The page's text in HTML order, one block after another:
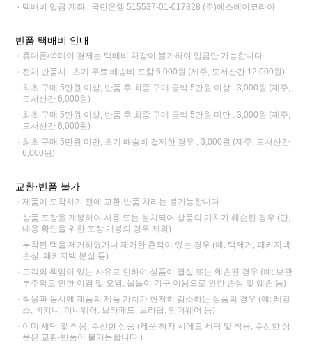
택배비 입금 계좌 : 국민은행 515537-01-017828 (주)에스에이코리아
반품 택배비 안내
휴대폰/쓱페이 결제는 택배비 차감이 불가하여 입금만 가능합니다.
전체 반품시 : 초기 무료 배송비 포함 6,000원 (제주, 도서산간 12,000원)
최초 구매 5만원 이상, 반품 후 최종 구매 금액 5만원 이상 : 3,000원 (제주,
도서산간 6,000원)
최초 구매 5만원 이상, 반품 후 최종 구매 금액 5만원 미만 : 3,000원 (제주,
도서산간 6,000원)
최초 구매 5만원 미만, 초기 배송비 결제한 경우 : 3,000원 (제주, 도서산간
6,000원)
교환·반품 불가
제품이 도착하기 전에 교환·반품 처리는 불가능합니다.
상품 포장을 개봉하여 사용 또는 설치되어 상품의 가치가 훼손된 경우 (단,
내용 확인을 위한 포장 개봉의 경우 제외)
부착된 택을 제거하였거나 제거한 흔적이 있는 경우 (예: 택제거, 패키지백
손상, 패키지백 분실 등)
고객의 책임이 있는 사유로 인하여 상품이 멸실 또는 훼손된 경우 (예: 보관
부주의로 인한 이염 및 오염, 물놀이 기구 이용으로 인한 손상 및 훼손 등)
착용과 동시에 제품의 제품 가치가 현저히 감소하는 상품의 경우 (예: 레깅
스, 비키니, 이너웨어, 브라패드, 브라탑, 언더웨어 등)
이미 세탁 및 착용, 수선한 상품 (제품 하자 시에도 세탁 및 착용, 수선한 상
품은 교환·반품이 불가능합니다.)